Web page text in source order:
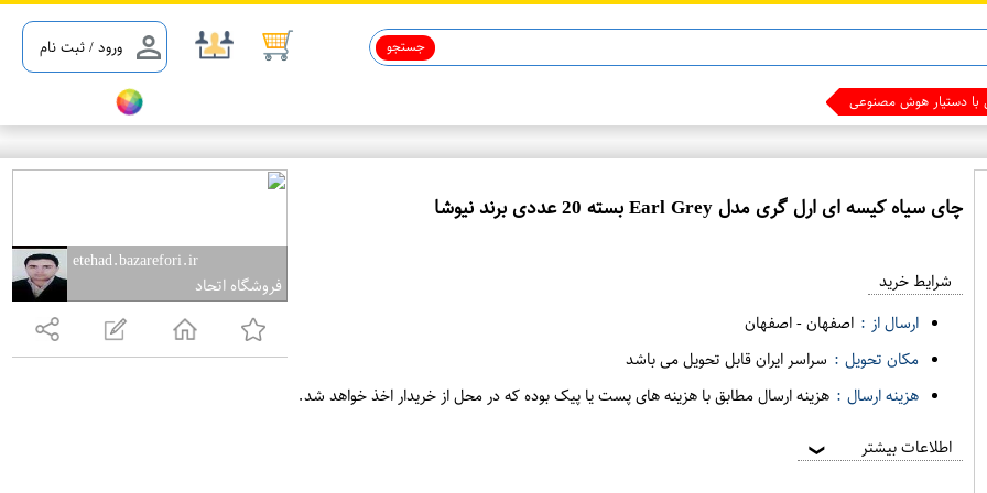
ورود / ثبت نام جستجو
با دستیار هوش مصنوعی شوید
etehad.bazarefori.ir
فروشگاه اتحاد
چای سیاه کیسه ای ارل گری مدل Earl Grey بسته 20 عددی برند نیوشا
و
شرایط خرید
ارسال از : اصفهان-اصفهان
مکان تحویل : سراسر ایران قابل تحویل می باشد
هزینه ارسال : هزینه ارسال مطابق با هزینه های پست یا پیک بوده که در محل از خریدار اخذ خواهد شد.
اطلاعات بیشتر ❯